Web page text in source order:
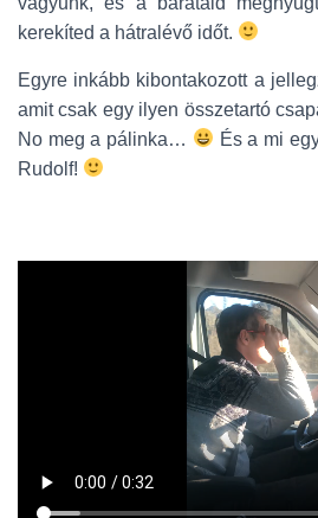
kerekíted a hátralévő időt.
Egyre inkább kibontakozott a
amit csak egy ilyen összetartó
No meg a pálinka…
És a mi
Rudolf!